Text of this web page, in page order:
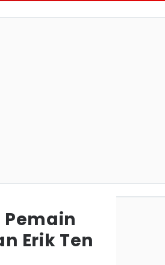
Erik Ten